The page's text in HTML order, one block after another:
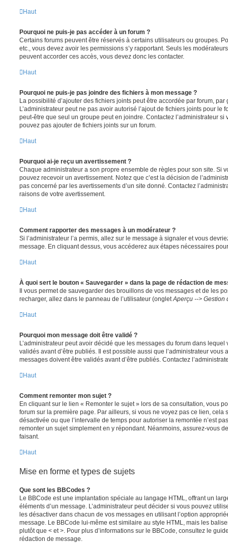
Haut
Pourquoi ne puis-je pas accéder à un forum ?
Certains forums peuvent être réservés à certains utilisateurs ou groupes.
etc., vous devez avoir les permissions s’y rapportant. Seuls les
peuvent accorder ces accès, vous devez donc les contacter.
Haut
Pourquoi ne puis-je pas joindre des fichiers à mon message ?
La possibilité d’ajouter des fichiers joints peut être accordée par forum, par
L’administrateur peut ne pas avoir autorisé l’ajout de fichiers joints pour le
peut-être que seul un groupe peut en joindre. Contactez l’administrateur
pouvez pas ajouter de fichiers joints sur un forum.
Haut
Pourquoi ai-je reçu un avertissement ?
Chaque administrateur a son propre ensemble de règles pour son site. Si
pouvez recevoir un avertissement. Notez que c’est la décision de
pas concerné par les avertissements d’un site donné. Contactez
raisons de votre avertissement.
Haut
Comment rapporter des messages à un modérateur ?
Si l’administrateur l’a permis, allez sur le message à signaler et vous
message. En cliquant dessus, vous accéderez aux étapes nécessaires
Haut
À quoi sert le bouton « Sauvegarder » dans la page de rédaction de
Il vous permet de sauvegarder des brouillons de vos messages et de les
recharger, allez dans le panneau de l’utilisateur (onglet Aperçu --> Gestion
Haut
Pourquoi mon message doit être validé ?
L’administrateur peut avoir décidé que les messages du forum dans lequel
validés avant d’être publiés. Il est possible aussi que l’administrateur vous
messages doivent être validés avant d’être publiés. Contactez
Haut
Comment remonter mon sujet ?
En cliquant sur le lien « Remonter le sujet » lors de sa consultation, vous
forum sur la première page. Par ailleurs, si vous ne voyez pas ce lien, cela
désactivée ou que l’intervalle de temps pour autoriser la remontée n’est
remonter un sujet simplement en y répondant. Néanmoins, assurez-vous
faisant.
Haut
Mise en forme et types de sujets
Que sont les BBCodes ?
Le BBCode est une implantation spéciale au langage HTML, offrant un
éléments d’un message. L’administrateur peut décider si vous pouvez
les désactiver dans chacun de vos messages en utilisant l’option
message. Le BBCode lui-même est similaire au style HTML, mais les
plutôt que < et >. Pour plus d’informations sur le BBCode, consultez le
rédaction de message.